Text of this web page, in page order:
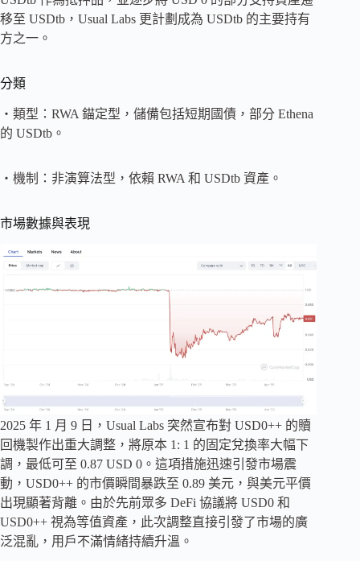
移至 USDtb，Usual Labs 更計劃成為 USDtb 的主要持有
方之一。
分類
・類型：RWA 錨定型，儲備包括短期國債，部分 Ethena
的 USDtb。
・機制：非演算法型，依賴 RWA 和 USDtb 資產。
市場數據與表現
2025 年 1 月 9 日，Usual Labs 突然宣布對 USD0++ 的贖
回機製作出重大調整，將原本 1: 1 的固定兌換率大幅下
調，最低可至 0.87 USD 0。這項措施迅速引發市場震
動，USD0++ 的市價瞬間暴跌至 0.89 美元，與美元平價
出現顯著背離。由於先前眾多 DeFi 協議將 USD0 和
USD0++ 視為等值資產，此次調整直接引發了市場的廣
泛混亂，用戶不滿情緒持續升溫。